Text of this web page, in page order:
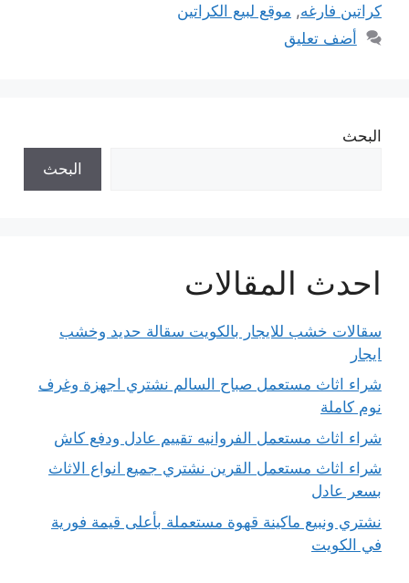
كراتين فارغه, موقع لبيع الكراتين
أضف تعليق
البحث
البحث
احدث المقالات
سقالات خشب للايجار بالكويت سقالة حديد وخشب
ايجار
شراء اثاث مستعمل صباح السالم نشتري اجهزة وغرف
نوم كاملة
شراء اثاث مستعمل الفروانيه تقييم عادل ودفع كاش
شراء اثاث مستعمل القرين نشتري جميع انواع الاثاث
بسعر عادل
نشتري ونبيع ماكينة قهوة مستعملة بأعلى قيمة فورية
في الكويت